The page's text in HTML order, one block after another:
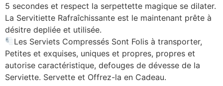
5 secondes et respect la serpettette magique se dilater.
La Servitiette Rafraîchissante est le maintenant prête à
désitre depliée et utilisée.
Les Serviets Compressés Sont Folis à transporter,
Petites et exquises, uniques et propres, propres et
autorise caractéristique, defouges de dévesse de la
Serviette. Servette et Offrez-la en Cadeau.